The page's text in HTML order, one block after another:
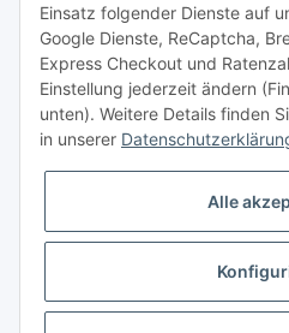
Mein Konto
Einsatz folgender Dienste auf
Google Dienste, ReCaptcha,
Express Checkout und
Einstellung jederzeit ändern
unten). Weitere Details finden
in unserer
Alle